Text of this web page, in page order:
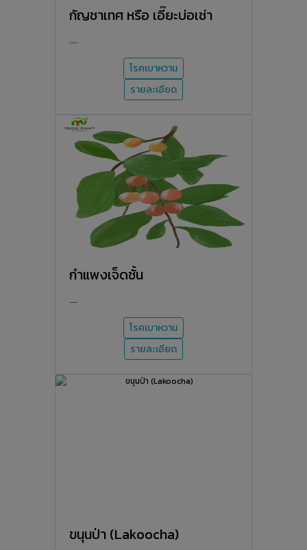
กัญชาเทศ หรือ เอี๊ยะบ่อเช่า
....
โรคเบาหวาน
รายละเอียด
กำแพงเจ็ดชั้น
....
โรคเบาหวาน
รายละเอียด
ขนุนป่า (Lakoocha)